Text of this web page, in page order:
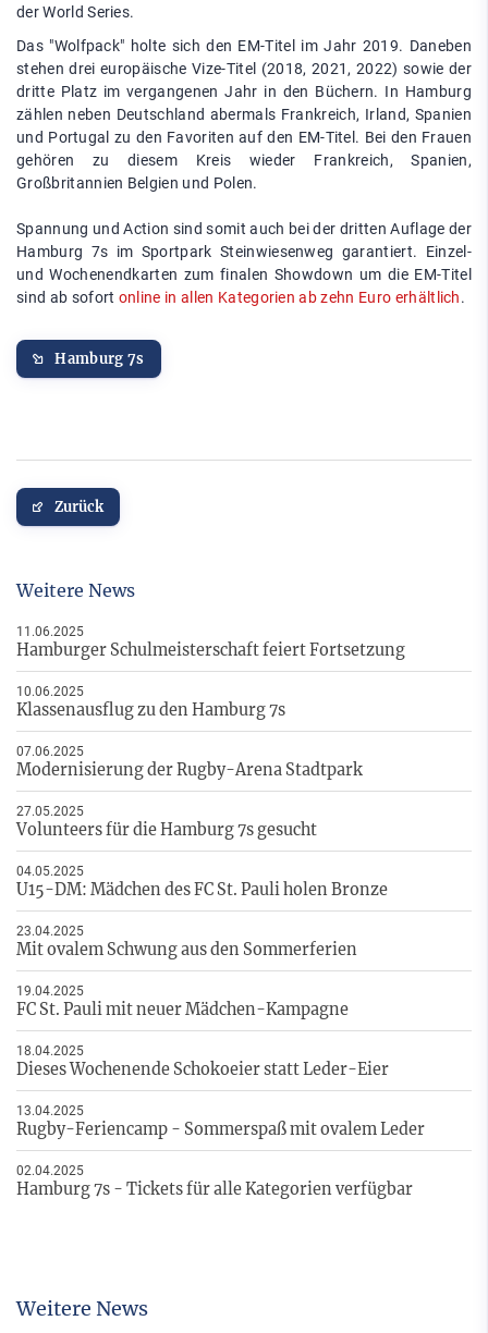
der World Series.
Das "Wolfpack" holte sich den EM-Titel im Jahr 2019. Daneben
stehen drei europäische Vize-Titel (2018, 2021, 2022) sowie der
dritte Platz im vergangenen Jahr in den Büchern. In Hamburg
zählen neben Deutschland abermals Frankreich, Irland, Spanien
und Portugal zu den Favoriten auf den EM-Titel. Bei den Frauen
gehören zu diesem Kreis wieder Frankreich, Spanien,
Großbritannien Belgien und Polen.
Spannung und Action sind somit auch bei der dritten Auflage der
Hamburg 7s im Sportpark Steinwiesenweg garantiert. Einzel-
und Wochenendkarten zum finalen Showdown um die EM-Titel
sind ab sofort online in allen Kategorien ab zehn Euro erhältlich.
Hamburg 7s
Zurück
Weitere News
11.06.2025
Hamburger Schulmeisterschaft feiert Fortsetzung
10.06.2025
Klassenausflug zu den Hamburg 7s
07.06.2025
Modernisierung der Rugby-Arena Stadtpark
27.05.2025
Volunteers für die Hamburg 7s gesucht
04.05.2025
U15-DM: Mädchen des FC St. Pauli holen Bronze
23.04.2025
Mit ovalem Schwung aus den Sommerferien
19.04.2025
FC St. Pauli mit neuer Mädchen-Kampagne
18.04.2025
Dieses Wochenende Schokoeier statt Leder-Eier
13.04.2025
Rugby-Feriencamp - Sommerspaß mit ovalem Leder
02.04.2025
Hamburg 7s - Tickets für alle Kategorien verfügbar
Weitere News